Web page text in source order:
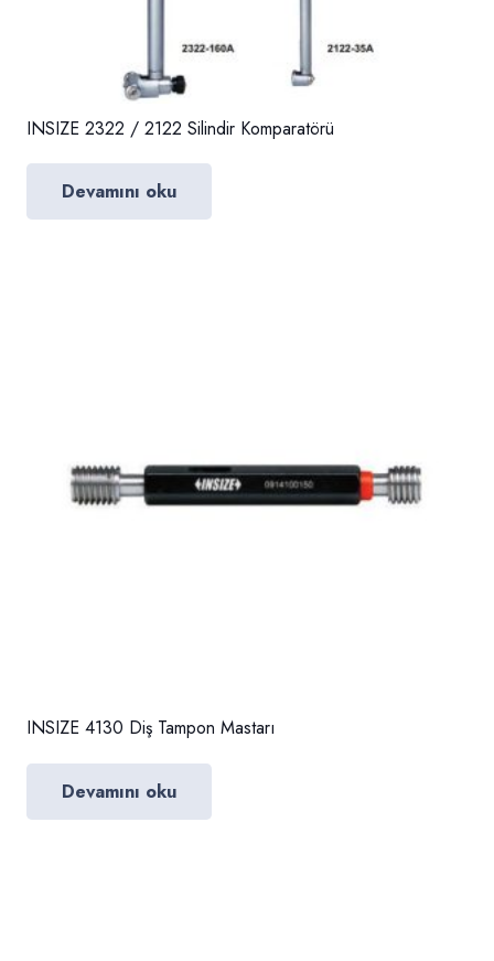
INSIZE 2322 / 2122 Silindir Komparatörü
Devamını oku
INSIZE 4130 Diş Tampon Mastarı
Devamını oku